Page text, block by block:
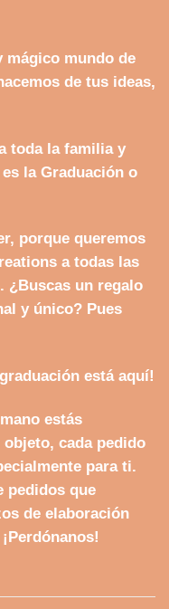
mágico mundo de
de tus ideas,
toda la familia y
la Graduación o
porque queremos
a todas las
¿Buscas un regalo
y único? Pues
está aquí!
estás
cada pedido
para ti.
pedidos que
de elaboración